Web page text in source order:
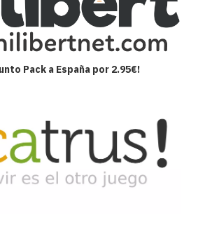
Pack a España por 2.95€!